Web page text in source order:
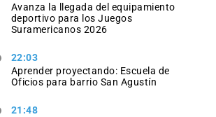
Avanza la llegada del equipamiento
deportivo para los Juegos
Suramericanos 2026
22:03
Aprender proyectando: Escuela de
Oficios para barrio San Agustín
21:48